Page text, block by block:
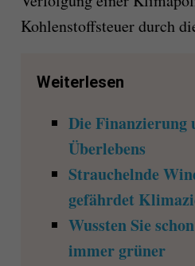
Kohlenstoffsteuer durch
Weiterlesen
Die Finanzierung
Überlebens
Strauchelnde
gefährdet
Wussten Sie
immer grüner